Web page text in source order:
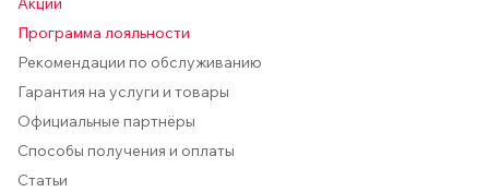
Программа лояльности
Рекомендации по обслуживанию
Гарантия на услуги и товары
Официальные партнёры
Способы получения и оплаты
Статьи